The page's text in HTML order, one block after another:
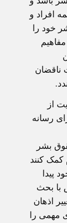
افراد و
خود را
ناقضان
از
رسانه
بشر
کمک کنند
پيدا
با بحث
اذهان
مهمی را